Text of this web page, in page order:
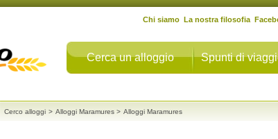
Cerca un alloggio Spunti di
Chi siamo La nostra filosofia
Cerco alloggi > Alloggi Maramures > Alloggi Maramures